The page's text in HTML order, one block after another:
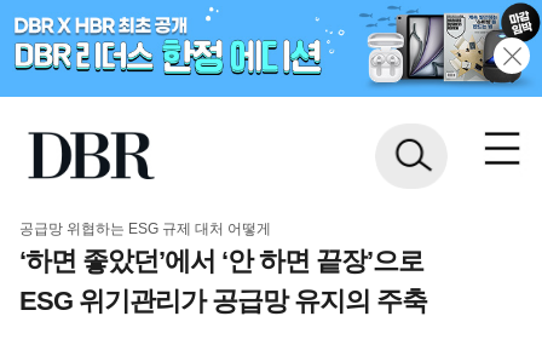
공급망 위협하는 ESG 규제 대처 어떻게
‘하면 좋았던’에서 ‘안 하면 끝장’으로
ESG 위기관리가 공급망 유지의 주축